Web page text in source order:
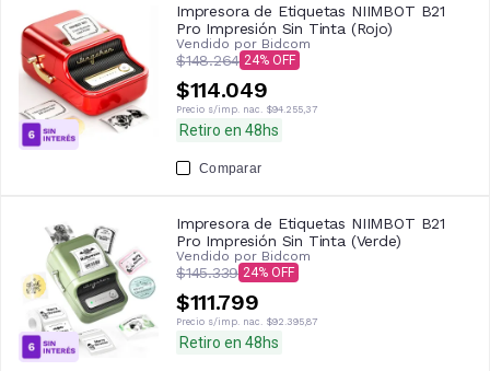
Impresora de Etiquetas NIIMBOT B21
Pro Impresión Sin Tinta (Rojo)
Vendido por Bidcom
$148.264 24
$114.049
Precio s/imp. nac. $94.255,37
Retiro en 48hs
Comparar
Impresora de Etiquetas NIIMBOT B21
Pro Impresión Sin Tinta (Verde)
Vendido por Bidcom
$145.339 24
$111.799
Precio s/imp. nac. $92.395,87
Retiro en 48hs